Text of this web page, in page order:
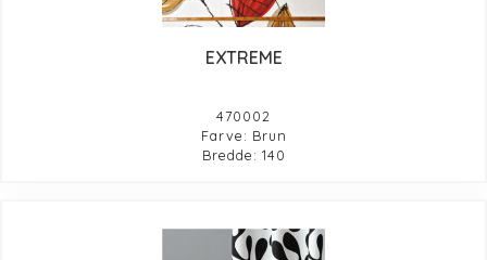
EXTREME
470002
Farve: Brun
Bredde: 140